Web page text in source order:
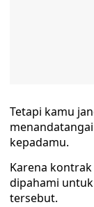
Tetapi kamu
kepadamu.
Karena
dipahami
tersebut.